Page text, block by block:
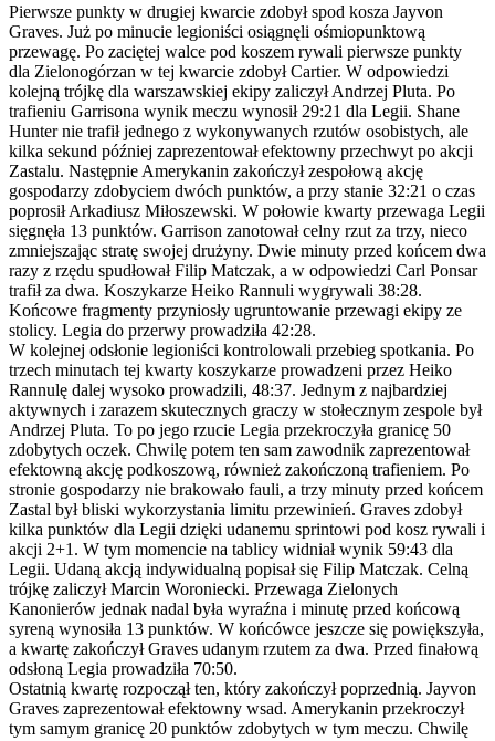
Pierwsze punkty w drugiej kwarcie zdobył spod kosza Jayvon
Graves. Już po minucie legioniści osiągnęli ośmiopunktową
przewagę. Po zaciętej walce pod koszem rywali pierwsze punkty
dla Zielonogórzan w tej kwarcie zdobył Cartier. W odpowiedzi
kolejną trójkę dla warszawskiej ekipy zaliczył Andrzej Pluta. Po
trafieniu Garrisona wynik meczu wynosił 29:21 dla Legii. Shane
Hunter nie trafił jednego z wykonywanych rzutów osobistych, ale
kilka sekund później zaprezentował efektowny przechwyt po akcji
Zastalu. Następnie Amerykanin zakończył zespołową akcję
gospodarzy zdobyciem dwóch punktów, a przy stanie 32:21 o czas
poprosił Arkadiusz Miłoszewski. W połowie kwarty przewaga Legii
sięgnęła 13 punktów. Garrison zanotował celny rzut za trzy, nieco
zmniejszając stratę swojej drużyny. Dwie minuty przed końcem dwa
razy z rzędu spudłował Filip Matczak, a w odpowiedzi Carl Ponsar
trafił za dwa. Koszykarze Heiko Rannuli wygrywali 38:28.
Końcowe fragmenty przyniosły ugruntowanie przewagi ekipy ze
stolicy. Legia do przerwy prowadziła 42:28.
W kolejnej odsłonie legioniści kontrolowali przebieg spotkania. Po
trzech minutach tej kwarty koszykarze prowadzeni przez Heiko
Rannulę dalej wysoko prowadzili, 48:37. Jednym z najbardziej
aktywnych i zarazem skutecznych graczy w stołecznym zespole był
Andrzej Pluta. To po jego rzucie Legia przekroczyła granicę 50
zdobytych oczek. Chwilę potem ten sam zawodnik zaprezentował
efektowną akcję podkoszową, również zakończoną trafieniem. Po
stronie gospodarzy nie brakowało fauli, a trzy minuty przed końcem
Zastal był bliski wykorzystania limitu przewinień. Graves zdobył
kilka punktów dla Legii dzięki udanemu sprintowi pod kosz rywali i
akcji 2+1. W tym momencie na tablicy widniał wynik 59:43 dla
Legii. Udaną akcją indywidualną popisał się Filip Matczak. Celną
trójkę zaliczył Marcin Woroniecki. Przewaga Zielonych
Kanonierów jednak nadal była wyraźna i minutę przed końcową
syreną wynosiła 13 punktów. W końcówce jeszcze się powiększyła,
a kwartę zakończył Graves udanym rzutem za dwa. Przed finałową
odsłoną Legia prowadziła 70:50.
Ostatnią kwartę rozpoczął ten, który zakończył poprzednią. Jayvon
Graves zaprezentował efektowny wsad. Amerykanin przekroczył
tym samym granicę 20 punktów zdobytych w tym meczu. Chwilę